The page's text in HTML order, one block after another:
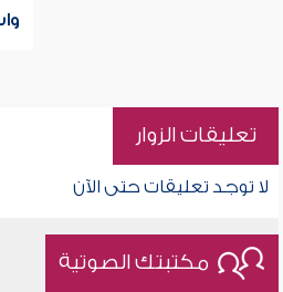
تعليقات الزوار
لا توجد تعليقات حتى الآن
مكتبتك الصوتية